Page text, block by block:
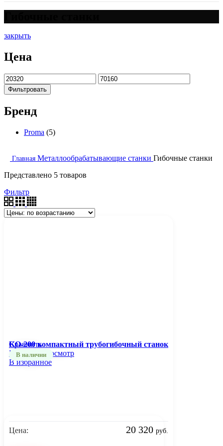
закрыть
Цена
Фильтровать
Бренд
Proma (5)
Главная Металлообрабатывающие станки Гибочные станки
Представлено 5 товаров
Фильтр
Сравнить
Быстрый просмотр
В избранное
KO-200 компактный трубогибочный станок
В наличии
Цена: 20 320 руб.